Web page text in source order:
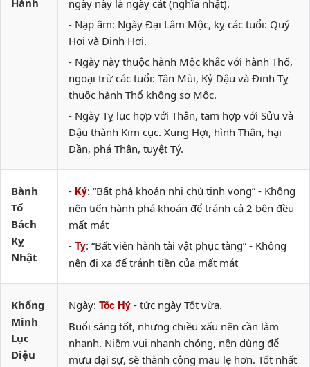
Hành
ngày này là ngày cát (nghĩa nhật).
- Nạp âm: Ngày Đại Lâm Mộc, kỵ các tuổi: Quý
Hợi và Đinh Hợi.
- Ngày này thuộc hành Mộc khắc với hành Thổ,
ngoại trừ các tuổi: Tân Mùi, Kỷ Dậu và Đinh Tỵ
thuộc hành Thổ không sợ Mộc.
- Ngày Tỵ lục hợp với Thân, tam hợp với Sửu và
Dậu thành Kim cục. Xung Hợi, hình Thân, hại
Dần, phá Thân, tuyệt Tý.
Bành
Tổ
Bách
Kỵ
Nhật
- Kỷ: “Bất phá khoán nhị chủ tịnh vong” - Không
nên tiến hành phá khoán để tránh cả 2 bên đều
mất mát
- Tỵ: “Bất viễn hành tài vật phục tàng” - Không
nên đi xa để tránh tiền của mất mát
Khổng
Minh
Lục
Diệu
Ngày: Tốc Hỷ - tức ngày Tốt vừa.
Buổi sáng tốt, nhưng chiều xấu nên cần làm
nhanh. Niềm vui nhanh chóng, nên dùng để
mưu đại sự, sẽ thành công mau lẹ hơn. Tốt nhất